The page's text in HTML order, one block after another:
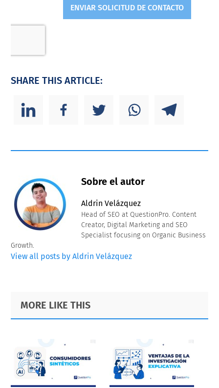
SHARE THIS ARTICLE:
Sobre el autor
Aldrin Velázquez
Head of SEO at QuestionPro. Content
Creator, Digital Marketing and SEO
Specialist focusing on Organic Business
Growth.
View all posts by Aldrin Velázquez
Primary
Sidebar
Footer
MORE LIKE THIS